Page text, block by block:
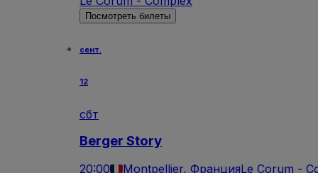
Посмотреть билеты
сент.
12
сбт
Berger Story
20:00 Montpellier, ФранцияLe Corum -